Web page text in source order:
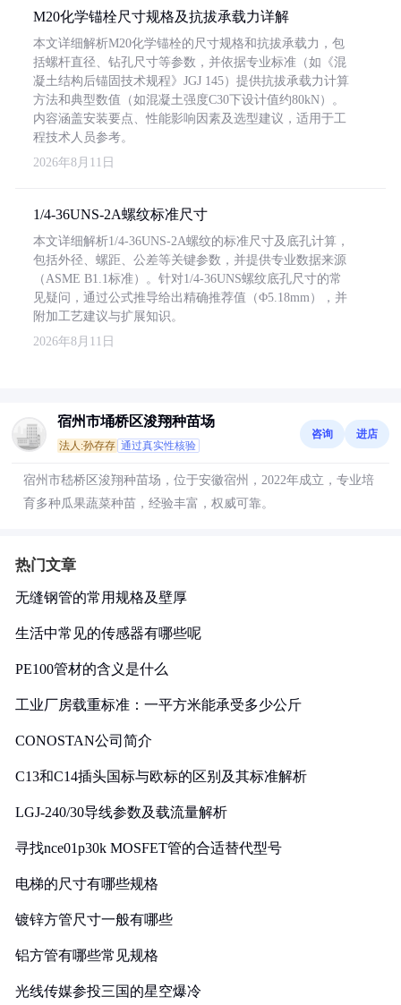
M20化学锚栓尺寸规格及抗拔承载力详解
本文详细解析M20化学锚栓的尺寸规格和抗拔承载力，包
括螺杆直径、钻孔尺寸等参数，并依据专业标准（如《混
凝土结构后锚固技术规程》JGJ 145）提供抗拔承载力计算
方法和典型数值（如混凝土强度C30下设计值约80kN）。
内容涵盖安装要点、性能影响因素及选型建议，适用于工
程技术人员参考。
2026年8月11日
1/4-36UNS-2A螺纹标准尺寸
本文详细解析1/4-36UNS-2A螺纹的标准尺寸及底孔计算，
包括外径、螺距、公差等关键参数，并提供专业数据来源
（ASME B1.1标准）。针对1/4-36UNS螺纹底孔尺寸的常
见疑问，通过公式推导给出精确推荐值（Φ5.18mm），并
附加工艺建议与扩展知识。
2026年8月11日
宿州市埇桥区浚翔种苗场
法人:孙存存 通过真实性核验
咨询 进店
宿州市嵇桥区浚翔种苗场，位于安徽宿州，2022年成立，专业培
育多种瓜果蔬菜种苗，经验丰富，权威可靠。
热门文章
无缝钢管的常用规格及壁厚
生活中常见的传感器有哪些呢
PE100管材的含义是什么
工业厂房载重标准：一平方米能承受多少公斤
CONOSTAN公司简介
C13和C14插头国标与欧标的区别及其标准解析
LGJ-240/30导线参数及载流量解析
寻找nce01p30k MOSFET管的合适替代型号
电梯的尺寸有哪些规格
镀锌方管尺寸一般有哪些
铝方管有哪些常见规格
光线传媒参投三国的星空爆冷